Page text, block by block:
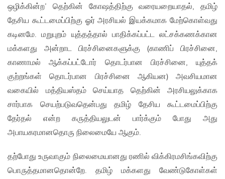
ஒழிக்கின்ற’ தெற்கின் கோஷத்திற்கு வரையறையாதல், தமிழ்
தேசிய கூட்டமைப்பிற்கு ஓர் அரசியல் இயக்கமாக மேற்கொள்வது
கடினமே. மறுபுறம் யுத்தத்தால் பாதிக்கப்பட்ட லட்சக்கணக்கான
மக்களது அன்றாட பிரச்சினைகளுக்கு (காணிப் பிரச்சினை,
காணாமல் ஆக்கப்பட்டோர் தொடர்பான பிரச்சினை, யுத்தக்
குற்றங்கள் தொடர்பான பிரச்சினை ஆகியன) அவசியமான
வகையில் மத்தியஸ்தம் செய்யாத தெற்கின் அரசியலுக்காக
சார்பாக செயற்படுவதென்பது தமிழ் தேசிய கூட்டமைப்பிற்கு
தேர்தல் என்ற கருத்தியலுடன் பார்க்கும் போது அது
அபாயகரமானதொரு நிலைமையே ஆகும்.
தற்போது உருவாகும் நிலைமையானது ரணில் விக்கிரமசிங்கவிற்கு
பொருத்தமானதொன்றே. தமிழ் மக்களது வேண்டுகோள்கள்